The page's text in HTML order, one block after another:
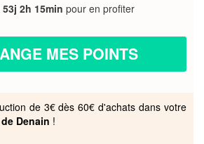
53j 2h 15min pour en profiter
MES POINTS
de 3€ dès 60€ d'achats dans votre
Denain !